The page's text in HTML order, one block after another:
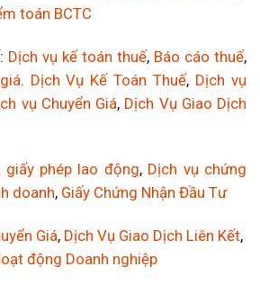
toán BCTC
Dịch vụ kế toán thuế, Báo cáo thuế,
. Dịch Vụ Kế Toán Thuế, Dịch vụ
vụ Chuyển Giá, Dịch Vụ Giao Dịch
giấy phép lao động, Dịch vụ chứng
doanh, Giấy Chứng Nhận Đầu Tư
Giá, Dịch Vụ Giao Dịch Liên Kết,
động Doanh nghiệp